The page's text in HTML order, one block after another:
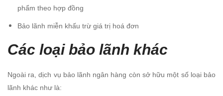
phẩm theo hợp đồng
Bảo lãnh miễn khấu trừ giá trị hoá đơn
Các loại bảo lãnh khác
Ngoài ra, dịch vụ bảo lãnh ngân hàng còn sở hữu một số loại bảo
lãnh khác như là: